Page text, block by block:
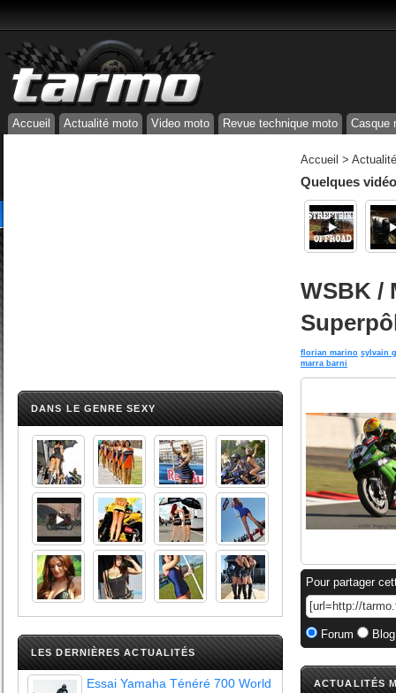
Accueil Actualité moto Video moto Revue technique moto Casque
DANS LE GENRE SEXY
LES DERNIÈRES ACTUALITÉS
Essai Yamaha Ténéré 700 World
Accueil >
Quelques
WSBK /
florian marino sylvain
marra barni
Pour partager
Forum
ACTUALITÉS